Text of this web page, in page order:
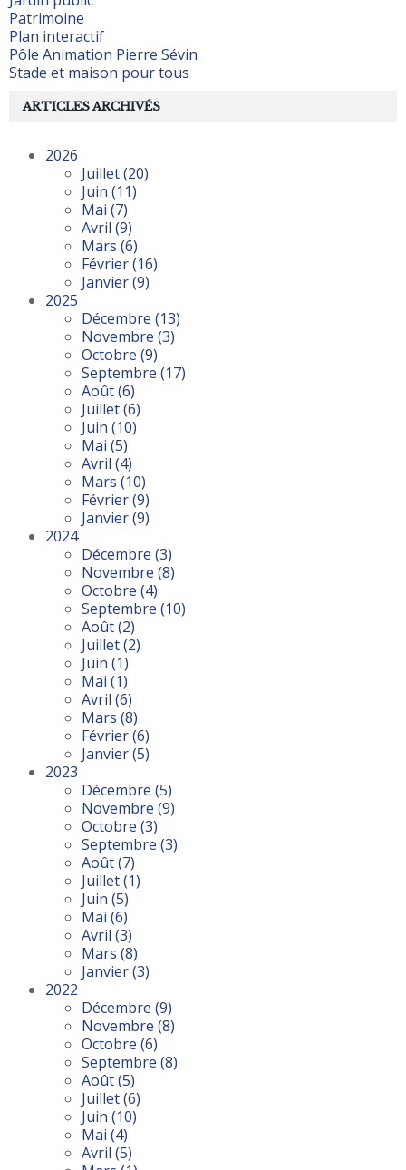
Patrimoine
Plan interactif
Pôle Animation Pierre Sévin
Stade et maison pour tous
ARTICLES ARCHIVÉS
2026
Juillet(20)
Juin (11)
Mai (7)
Avril (9)
Mars (6)
Février(16)
Janvier(9)
2025
Décembre (13)
Novembre (3)
Octobre (9)
Septembre (17)
Août(6)
Juillet(6)
Juin (10)
Mai (5)
Avril (4)
Mars (10)
Février(9)
Janvier(9)
2024
Décembre (3)
Novembre (8)
Octobre (4)
Septembre (10)
Août(2)
Juillet(2)
Juin (1)
Mai (1)
Avril (6)
Mars (8)
Février(6)
Janvier(5)
2023
Décembre (5)
Novembre (9)
Octobre (3)
Septembre (3)
Août(7)
Juillet(1)
Juin (5)
Mai (6)
Avril (3)
Mars (8)
Janvier(3)
2022
Décembre (9)
Novembre (8)
Octobre (6)
Septembre (8)
Août(5)
Juillet(6)
Juin (10)
Mai (4)
Avril (5)